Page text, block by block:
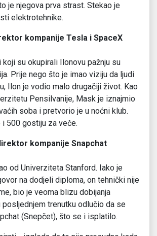
je njegova prva strast. Stekao je
elektrotehnike.
kompanije Tesla i SpaceX
koji su okupirali Ilonovu pažnju su
Prije nego što je imao viziju da ljudi
Ilon je vodio malo drugačiji život. Kao
Pensilvanije, Mask je iznajmio
soba i pretvorio je u noćni klub.
i 500 gostiju za veče.
kompanije Snapchat
od Univerziteta Stanford. Iako je
na dodjeli diploma, on tehnički nije
bio je veoma blizu dobijanja
posljednjem trenutku odlučio da se
(Snepčet), što se i isplatilo.